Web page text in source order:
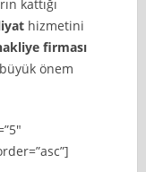
kattığı
hizmetini
firması
önem